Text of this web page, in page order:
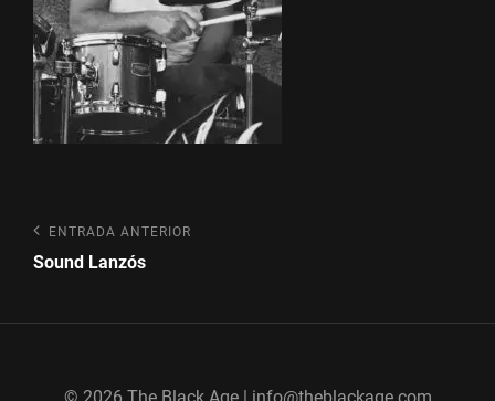
Navegación
de
Entrada
anterior
ENTRADA ANTERIOR
Sound Lanzós